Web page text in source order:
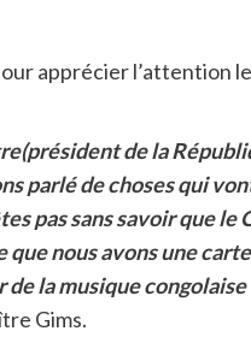
apprécier l’attention
de la
parlé de choses qui
pas sans savoir que
que nous avons une
la musique
Gims.